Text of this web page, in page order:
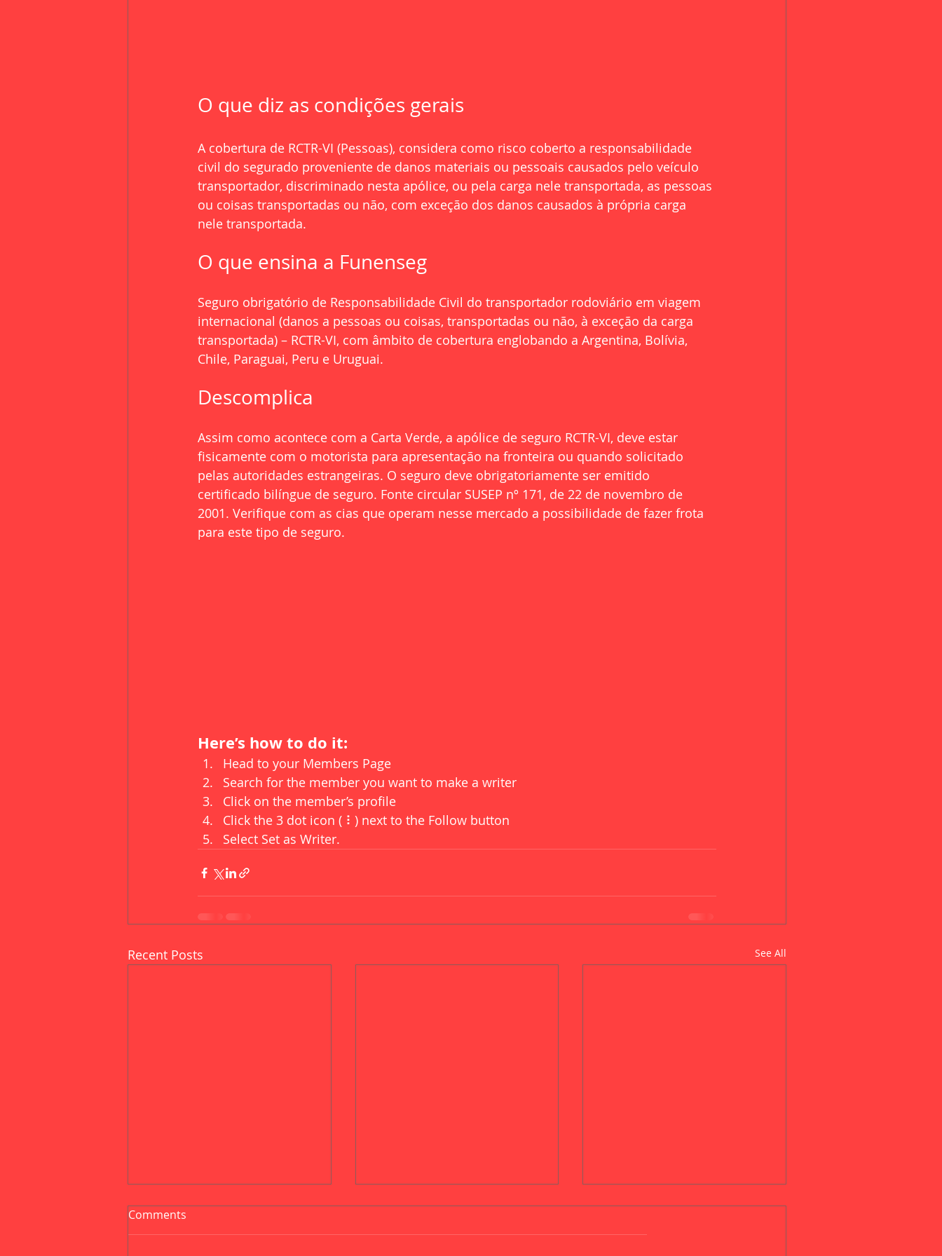
O que diz as condições gerais
A cobertura de RCTR-VI (Pessoas), considera como risco coberto a responsabilidade
civil do segurado proveniente de danos materiais ou pessoais causados pelo veículo
transportador, discriminado nesta apólice, ou pela carga nele transportada, as pessoas
ou coisas transportadas ou não, com exceção dos danos causados à própria carga
nele transportada.
O que ensina a Funenseg
Seguro obrigatório de Responsabilidade Civil do transportador rodoviário em viagem
internacional (danos a pessoas ou coisas, transportadas ou não, à exceção da carga
transportada) – RCTR-VI, com âmbito de cobertura englobando a Argentina, Bolívia,
Chile, Paraguai, Peru e Uruguai.
Descomplica
Assim como acontece com a Carta Verde, a apólice de seguro RCTR-VI, deve estar
fisicamente com o motorista para apresentação na fronteira ou quando solicitado
pelas autoridades estrangeiras. O seguro deve obrigatoriamente ser emitido
certificado bilíngue de seguro. Fonte circular SUSEP nº 171, de 22 de novembro de
2001. Verifique com as cias que operam nesse mercado a possibilidade de fazer frota
para este tipo de seguro.
Here’s how to do it:
Head to your Members Page
Search for the member you want to make a writer
Click on the member’s profile
Click the 3 dot icon ( ⠇) next to the Follow button
Select Set as Writer.
Recent Posts See All
Comments